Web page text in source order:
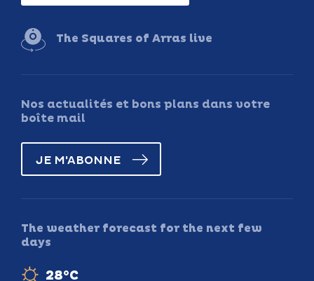
The Squares of Arras live
Nos actualités et bons plans dans votre
boîte mail
JE M'ABONNE
The weather forecast for the next few
days
28°C